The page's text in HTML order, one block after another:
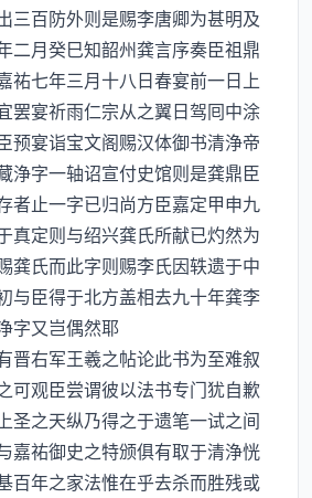
三百防外则是赐李唐卿为甚明及
二月癸巳知韶州龚言序奏臣祖鼎
祐七年三月十八日春宴前一日上
罢宴祈雨仁宗从之翼日驾囘中涂
预宴诣宝文阁赐汉体御书清浄帝
浄字一轴诏宣付史馆则是龚鼎臣
者止一字已归尚方臣嘉定甲申九
真定则与绍兴龚氏所献已灼然为
龚氏而此字则赐李氏因轶遗于中
与臣得于北方盖相去九十年龚李
字又岂偶然耶
右军王羲之帖论此书为至难叙
可观臣尝谓彼以法书专门犹自歉
圣之天纵乃得之于遗笔一试之间
嘉祐御史之特颁俱有取于清浄恍
百年之家法惟在乎去杀而胜残或